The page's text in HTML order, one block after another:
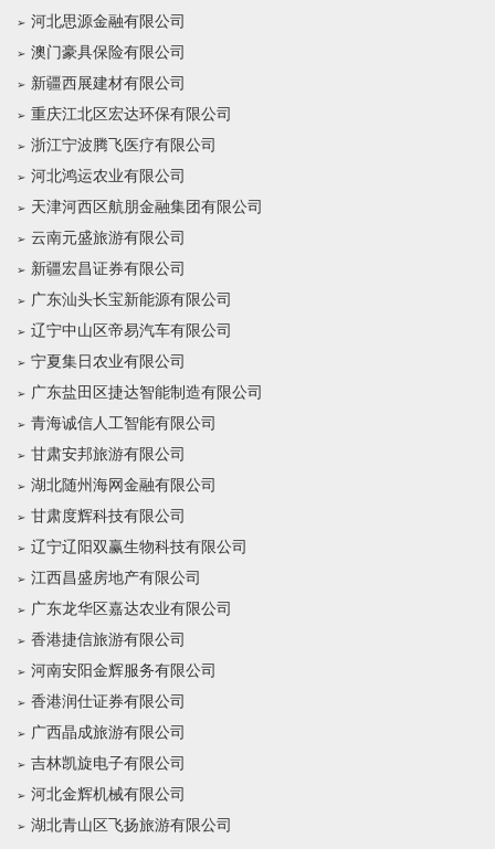
河北思源金融有限公司
澳门豪具保险有限公司
新疆西展建材有限公司
重庆江北区宏达环保有限公司
浙江宁波腾飞医疗有限公司
河北鸿运农业有限公司
天津河西区航朋金融集团有限公司
云南元盛旅游有限公司
新疆宏昌证券有限公司
广东汕头长宝新能源有限公司
辽宁中山区帝易汽车有限公司
宁夏集日农业有限公司
广东盐田区捷达智能制造有限公司
青海诚信人工智能有限公司
甘肃安邦旅游有限公司
湖北随州海网金融有限公司
甘肃度辉科技有限公司
辽宁辽阳双赢生物科技有限公司
江西昌盛房地产有限公司
广东龙华区嘉达农业有限公司
香港捷信旅游有限公司
河南安阳金辉服务有限公司
香港润仕证券有限公司
广西晶成旅游有限公司
吉林凯旋电子有限公司
河北金辉机械有限公司
湖北青山区飞扬旅游有限公司